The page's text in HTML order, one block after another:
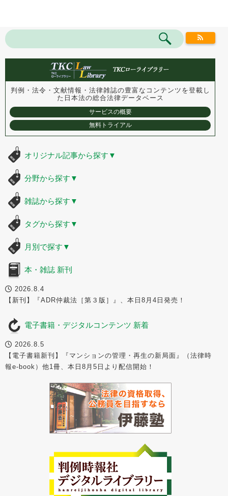
判例・法令・文献情報・法律雑誌の豊富なコンテンツを登載し
た 日本法の総合法律データベース
サービスの概要
無料トライアル
オリジナル記事から探す ▼
分野から探す ▼
雑誌から探す ▼
タグから探す ▼
月別で探す ▼
本・雑誌 新刊
2026.8.4
【新刊】『ADR仲裁法［第３版］』、本日8月4日発売！
電子書籍・デジタルコンテンツ 新着
2026.8.5
【電子書籍新刊】『マンションの管理・再生の新局面』（法律時
報e-book）他1冊、本日8月5日より配信開始！